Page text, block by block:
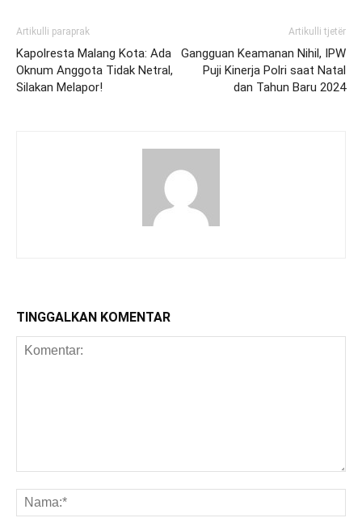
Artikulli paraprak
Kapolresta Malang Kota: Ada
Oknum Anggota Tidak Netral,
Silakan Melapor!
Artikulli tjetër
Gangguan Keamanan Nihil, IPW
Puji Kinerja Polri saat Natal
dan Tahun Baru 2024
TINGGALKAN KOMENTAR